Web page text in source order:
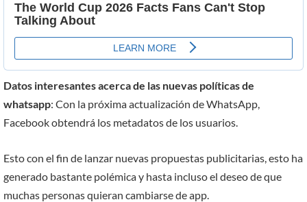
Datos interesantes acerca de las nuevas políticas de
whatsapp: Con la próxima actualización de WhatsApp,
Facebook obtendrá los metadatos de los usuarios.
Esto con el fin de lanzar nuevas propuestas publicitarias, esto ha
generado bastante polémica y hasta incluso el deseo de que
muchas personas quieran cambiarse de app.